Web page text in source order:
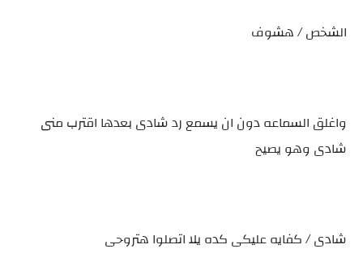
الشخص / هشوف
واغلق السماعه دون ان يسمع رد شادى بعدها اقترب منى
شادى وهو يصيح
شادى / كفايه عليكى كده يلا اتصلوا هتروحى